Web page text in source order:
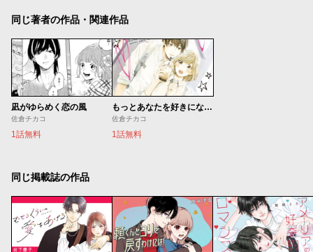
同じ著者の作品・関連作品
凪がゆらめく恋の風
佐倉チカコ
1話無料
もっとあなたを好きになる一日
佐倉チカコ
1話無料
同じ掲載誌の作品